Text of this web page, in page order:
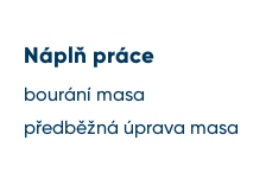
Náplň práce
bourání masa
předběžná úprava masa